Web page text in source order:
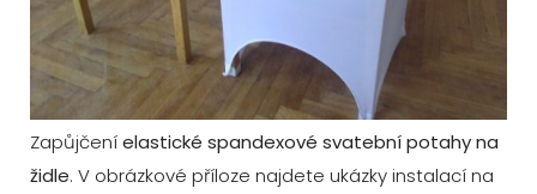
Zapůjčeníelastické spandexové svatební potahy na
židle. V obrázkové příloze najdete ukázky instalací na